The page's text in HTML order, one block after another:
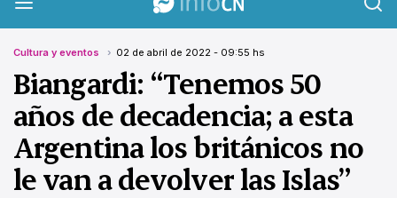
Cultura y eventos 02 de abril de 2022 - 09:55 hs
Biangardi: “Tenemos 50
años de decadencia; a esta
Argentina los británicos no
le van a devolver las Islas”